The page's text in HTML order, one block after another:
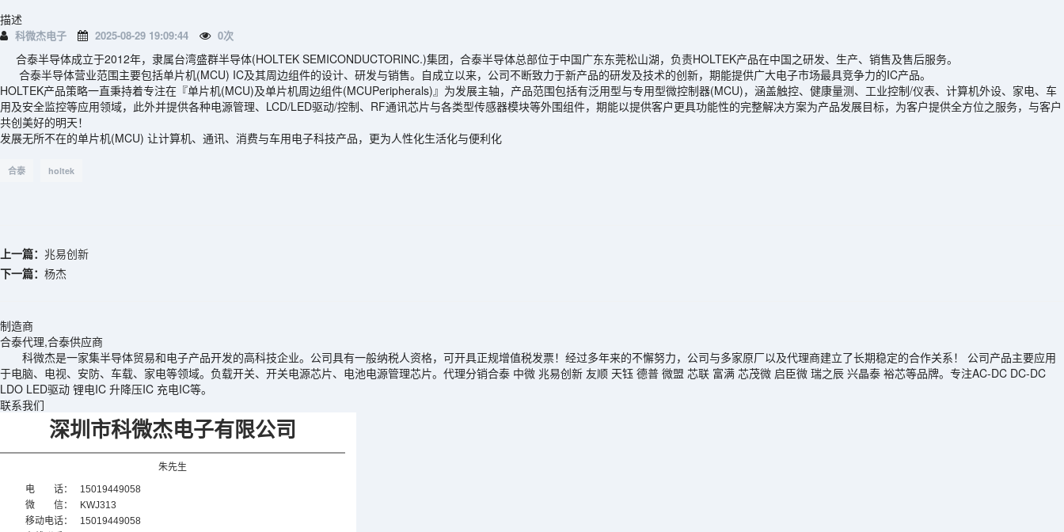
描述
科微杰电子 2025-08-29 19:09:44 0次
合泰半导体成立于2012年，隶属台湾盛群半导体(HOLTEK SEMICONDUCTORINC.)集团，合泰半导体总部位于中国广东东莞松山湖，负责HOLTEK产品在中国之研发、生产、销售及售后服务。
合泰半导体营业范围主要包括单片机(MCU) IC及其周边组件的设计、研发与销售。自成立以来，公司不断致力于新产品的研发及技术的创新，期能提供广大电子市场最具竞争力的IC产品。
HOLTEK产品策略一直秉持着专注在『单片机(MCU)及单片机周边组件(MCUPeripherals)』为发展主轴，产品范围包括有泛用型与专用型微控制器(MCU)，涵盖触控、健康量测、工业控制/仪表、计算机外设、家电、车
用及安全监控等应用领域，此外并提供各种电源管理、LCD/LED驱动/控制、RF通讯芯片与各类型传感器模块等外围组件，期能以提供客户更具功能性的完整解决方案为产品发展目标，为客户提供全方位之服务，与客户
共创美好的明天！
发展无所不在的单片机(MCU) 让计算机、通讯、消费与车用电子科技产品，更为人性化生活化与便利化
合泰 holtek
上一篇： 兆易创新
下一篇： 杨杰
制造商
合泰代理,合泰供应商
科微杰是一家集半导体贸易和电子产品开发的高科技企业。公司具有一般纳税人资格，可开具正规增值税发票！经过多年来的不懈努力，公司与多家原厂以及代理商建立了长期稳定的合作关系！ 公司产品主要应用
于电脑、电视、安防、车载、家电等领域。负载开关、开关电源芯片、电池电源管理芯片。代理分销合泰 中微 兆易创新 友顺 天钰 德普 微盟 芯联 富满 芯茂微 启臣微 瑞之辰 兴晶泰 裕芯等品牌。专注AC-DC DC-DC
LDO LED驱动 锂电IC 升降压IC 充电IC等。
联系我们
深圳市科微杰电子有限公司
朱先生
电 话：
15019449058
微 信：
KWJ313
移动电话：
15019449058